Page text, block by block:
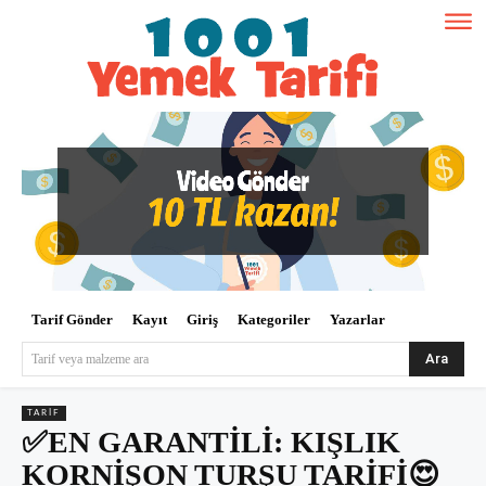
Tarif Gönder Kayıt Giriş Kategoriler Yazarlar
Tarif veya malzeme ara Ara
TARIF
✅EN GARANTİLİ: KIŞLIK
KORNİŞON TURŞU TARİFİ😍